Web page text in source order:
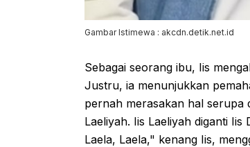
Gambar Istimewa : akcdn.detik.net.id
Sebagai seorang ibu, Iis
Justru, ia menunjukkan
pernah merasakan hal serupa
Laeliyah. Iis Laeliyah diganti
Laela, Laela," kenang Iis,